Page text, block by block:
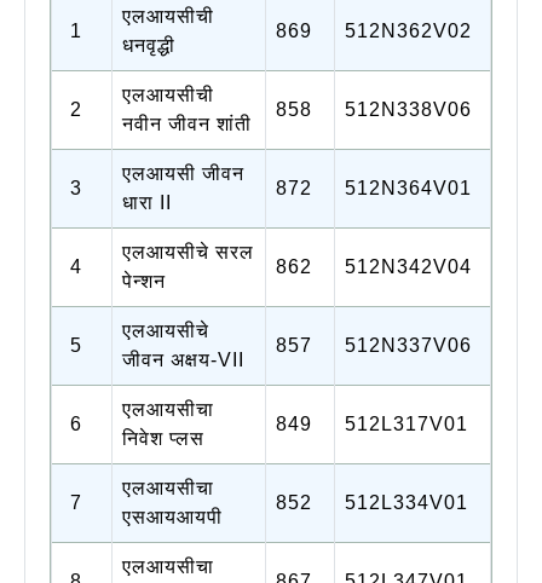
1
एलआयसीची
धनवृद्धी
869 512N362V02
2
एलआयसीची
नवीन जीवन शांती
858 512N338V06
3
एलआयसी जीवन
धारा II
872 512N364V01
4
एलआयसीचे सरल
पेन्शन
862 512N342V04
5
एलआयसीचे
जीवन अक्षय-VII
857 512N337V06
6
एलआयसीचा
निवेश प्लस
849 512L317V01
7
एलआयसीचा
एसआयआयपी
852 512L334V01
एलआयसीचा